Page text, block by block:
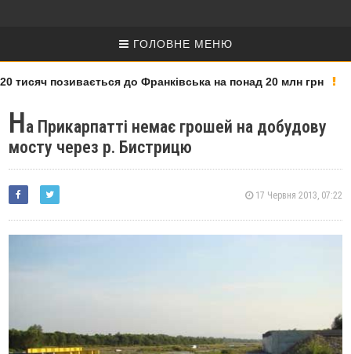
ГОЛОВНЕ МЕНЮ
позивається до Франківська на понад 20 млн грн
На Прикарпатті немає грошей на добудову
мосту через р. Бистрицю
17 Червня 2013, 07:22